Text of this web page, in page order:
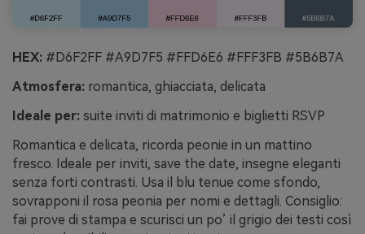
HEX: #D6F2FF #A9D7F5 #FFD6E6 #FFF3FB #5B6B7A
Atmosfera: romantica, ghiacciata, delicata
Ideale per: suite inviti di matrimonio e biglietti RSVP
Romantica e delicata, ricorda peonie in un mattino
fresco. Ideale per inviti, save the date, insegne eleganti
senza forti contrasti. Usa il blu tenue come sfondo,
sovrapponi il rosa peonia per nomi e dettagli. Consiglio:
fai prove di stampa e scurisci un po’ il grigio dei testi così